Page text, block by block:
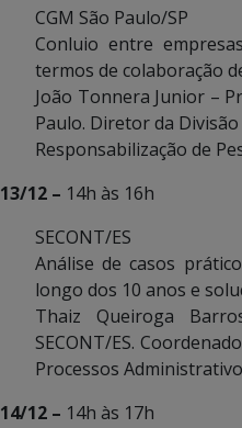
CGM São Paulo/SP
Conluio entre
termos de colaboração
João Tonnera Junior –
Paulo. Diretor da
Responsabilização de
13/12 – 14h às 16h
SECONT/ES
Análise de casos
longo dos 10 anos e
Thaiz Queiroga
SECONT/ES.
Processos
14/12 – 14h às 17h